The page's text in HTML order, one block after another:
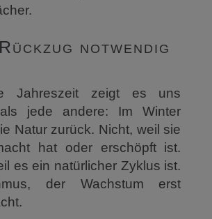
notwendig
Jahreszeit zeigt es uns
jede andere: Im Winter
Natur zurück. Nicht, weil sie
hat oder erschöpft ist.
es ein natürlicher Zyklus ist.
der Wachstum erst